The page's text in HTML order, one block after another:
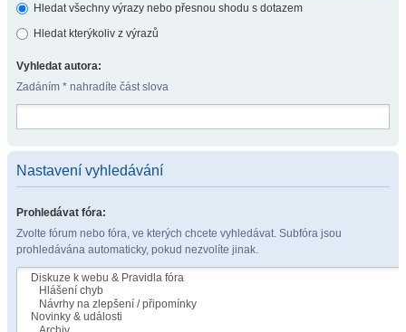
Hledat všechny výrazy nebo přesnou shodu s dotazem
Hledat kterýkoliv z výrazů
Vyhledat autora:
Zadáním * nahradíte část slova
Nastavení vyhledávání
Prohledávat fóra:
Zvolte fórum nebo fóra, ve kterých chcete vyhledávat. Subfóra jsou
prohledávána automaticky, pokud nezvolíte jinak.